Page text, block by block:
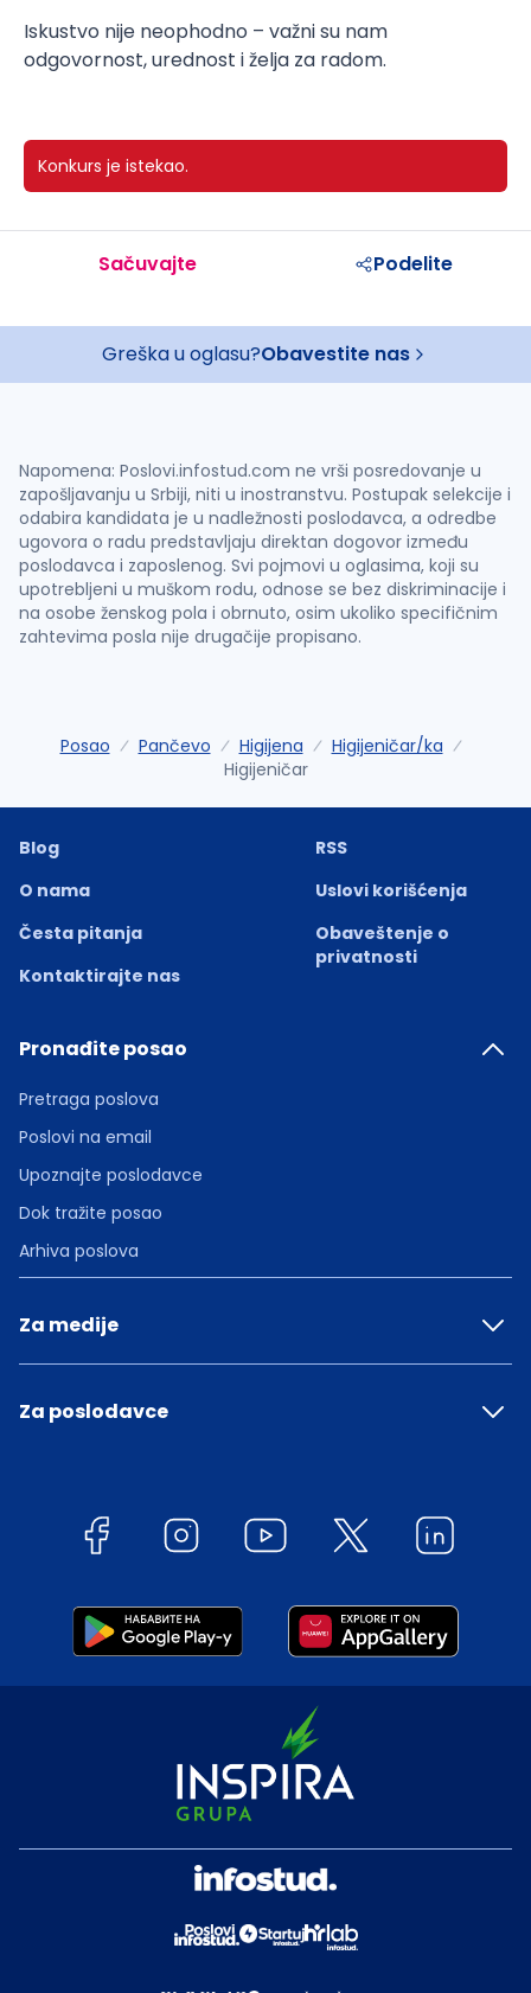
Iskustvo nije neophodno – važni su nam
odgovornost, urednost i želja za radom.
Konkurs je istekao.
Sačuvajte Podelite
Greška u oglasu?Obavestite nas
Napomena: Poslovi.infostud.com ne vrši posredovanje u
zapošljavanju u Srbiji, niti u inostranstvu. Postupak selekcije i
odabira kandidata je u nadležnosti poslodavca, a odredbe
ugovora o radu predstavljaju direktan dogovor između
poslodavca i zaposlenog. Svi pojmovi u oglasima, koji su
upotrebljeni u muškom rodu, odnose se bez diskriminacije i
na osobe ženskog pola i obrnuto, osim ukoliko specifičnim
zahtevima posla nije drugačije propisano.
Posao Pančevo Higijena
Higijeničar/ka
Higijeničar
Blog
O nama
Česta pitanja
Kontaktirajte nas
RSS
Uslovi korišćenja
Obaveštenje o
privatnosti
Pronađite posao
Pretraga poslova
Poslovi na email
Upoznajte poslodavce
Dok tražite posao
Arhiva poslova
Za medije
Za poslodavce